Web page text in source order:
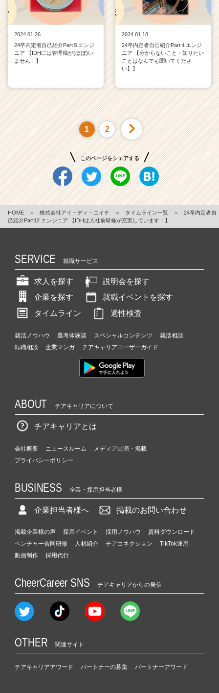
2024.01.26
24卒内定者自己紹介Part５エンジ
ニア 【IDHには管理職が(ほぼ)い
ません！】
2024.01.18
24卒内定者自己紹介Part４エンジ
ニア 【分からないこと・知りたい
ことはなんでも聞いてくださ
い】】
1 2
このページをシェアする
HOME ＞ 株式会社アイ・ディ・エイチ ＞ タイムライン一覧 ＞
24卒内定者自
己紹介Part12 エンジニア 【IDHは入社前研修が充実しています！】
SERVICE 就職サービス
求人を探す
説明会を探す
企業を探す
就職イベントを探す
タイムライン
適性検査
就活ノウハウ 選考体験談 スペシャルコンテンツ
就活相談
転職相談
企業マンガ チアキャリアユーザーガイド
ABOUT チアキャリアについて
チアキャリアとは
会社概要 ニュースルーム
メディア出演・掲載
プライバシーポリシー
BUSINESS 企業・採用担当者様
企業担当者様へ 掲載のお問い合わせ
掲載企業様の声 採用イベント 採用ノウハウ
資料ダウンロード
ベンチャー合同研修
人材紹介 チアコネクション
TikTok運用
動画制作
採用代行
CheerCareer SNS チアキャリアからの発信
OTHER 関連サイト
チアキャリアアワード パートナーの募集 パートナーアワード